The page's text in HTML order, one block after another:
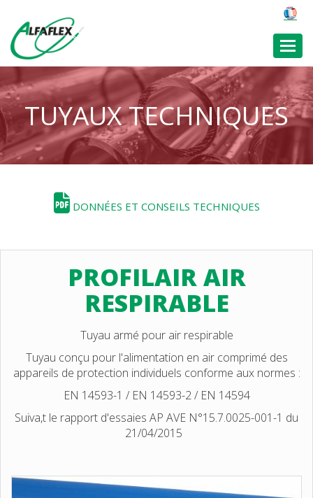
TUYAUX TECHNIQUES
DONNÉES ET CONSEILS TECHNIQUES
PROFILAIR AIR
RESPIRABLE
Tuyau armé pour air respirable
Tuyau conçu pour l'alimentation en air comprimé des
appareils de protection individuels conforme aux normes :
EN 14593-1 / EN 14593-2 / EN 14594
Suiva,t le rapport d'essaies AP AVE N°15.7.0025-001-1 du
21/04/2015